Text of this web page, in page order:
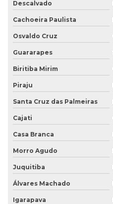
Descalvado
Cachoeira Paulista
Osvaldo Cruz
Guararapes
Biritiba Mirim
Piraju
Santa Cruz das Palmeiras
Cajati
Casa Branca
Morro Agudo
Juquitiba
Álvares Machado
Igarapava